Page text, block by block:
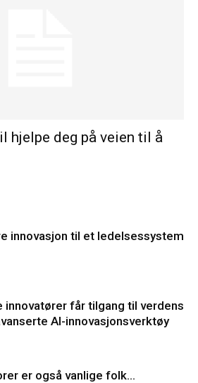
hjelpe deg på veien til å
innovasjon til et ledelsessystem
innovatører får tilgang til verdens
AI-innovasjonsverktøy
er også vanlige folk…